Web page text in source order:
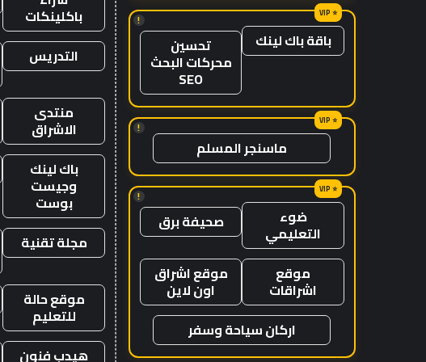
!
باقة باك لينك تحسين
محركات البحث
SEO
!
ماسنجر المسلم
!
ضوء
التعليمي صحيفة برق
موقع
اشراقات
موقع اشراق
اون لاين
اركان سياحة وسفر
باكلينكات
التدريس
منتدى
الاشراق
باك لينك
وجيست
بوست
مجلة تقنية
موقع حالة
للتعليم
هيدب فنون